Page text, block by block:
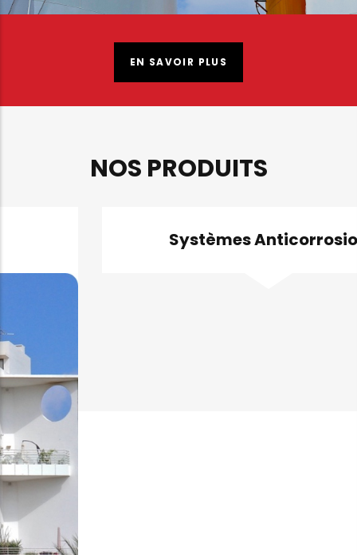
EN SAVOIR PLUS
NOS PRODUITS
Systèmes Anticorrosion